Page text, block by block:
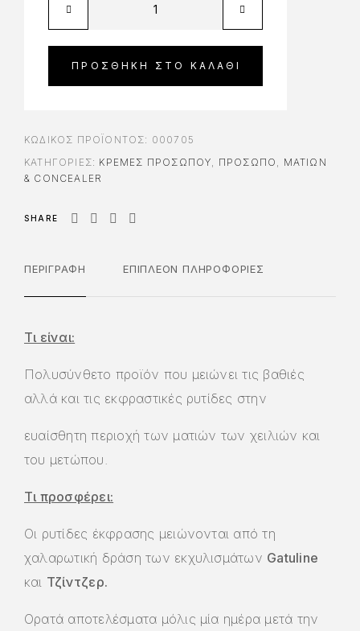
ΠΡΟΣΘΉΚΗ ΣΤΟ ΚΑΛΆΘΙ
ΚΩΔΙΚΌΣ ΠΡΟΪΌΝΤΟΣ: 000705
ΚΑΤΗΓΟΡΊΕΣ: ΚΡΈΜΕΣ ΠΡΟΣΏΠΟΥ, ΠΡΟΣΩΠΟ , ΜΑΤΙΏΝ
& CONCEALER
SHARE
ΠΕΡΙΓΡΑΦΉ ΕΠΙΠΛΈΟΝ ΠΛΗΡΟΦΟΡΊΕΣ
Τι είναι:
Πολυσύνθετο προϊόν που μειώνει τις βαθιές
αλλά και τις εκφραστικές ρυτίδες στην
ευαίσθητη περιοχή των ματιών των χειλιών και
του μετώπου.
Τι προσφέρει:
Οι ρυτίδες έκφρασης μειώνονται από τη
χαλαρωτική δράση των εκχυλισμάτων Gatuline
και Τζίντζερ.
Ορατά αποτελέσματα μόλις μία ημέρα μετά την